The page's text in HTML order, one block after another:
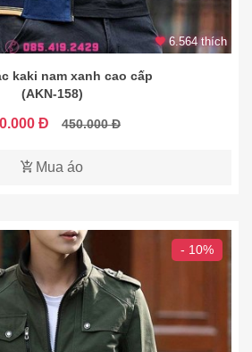
6.564 thích
kaki nam xanh cao cấp
(AKN-158)
Đ 450.000 Đ
Mua áo
- 10%